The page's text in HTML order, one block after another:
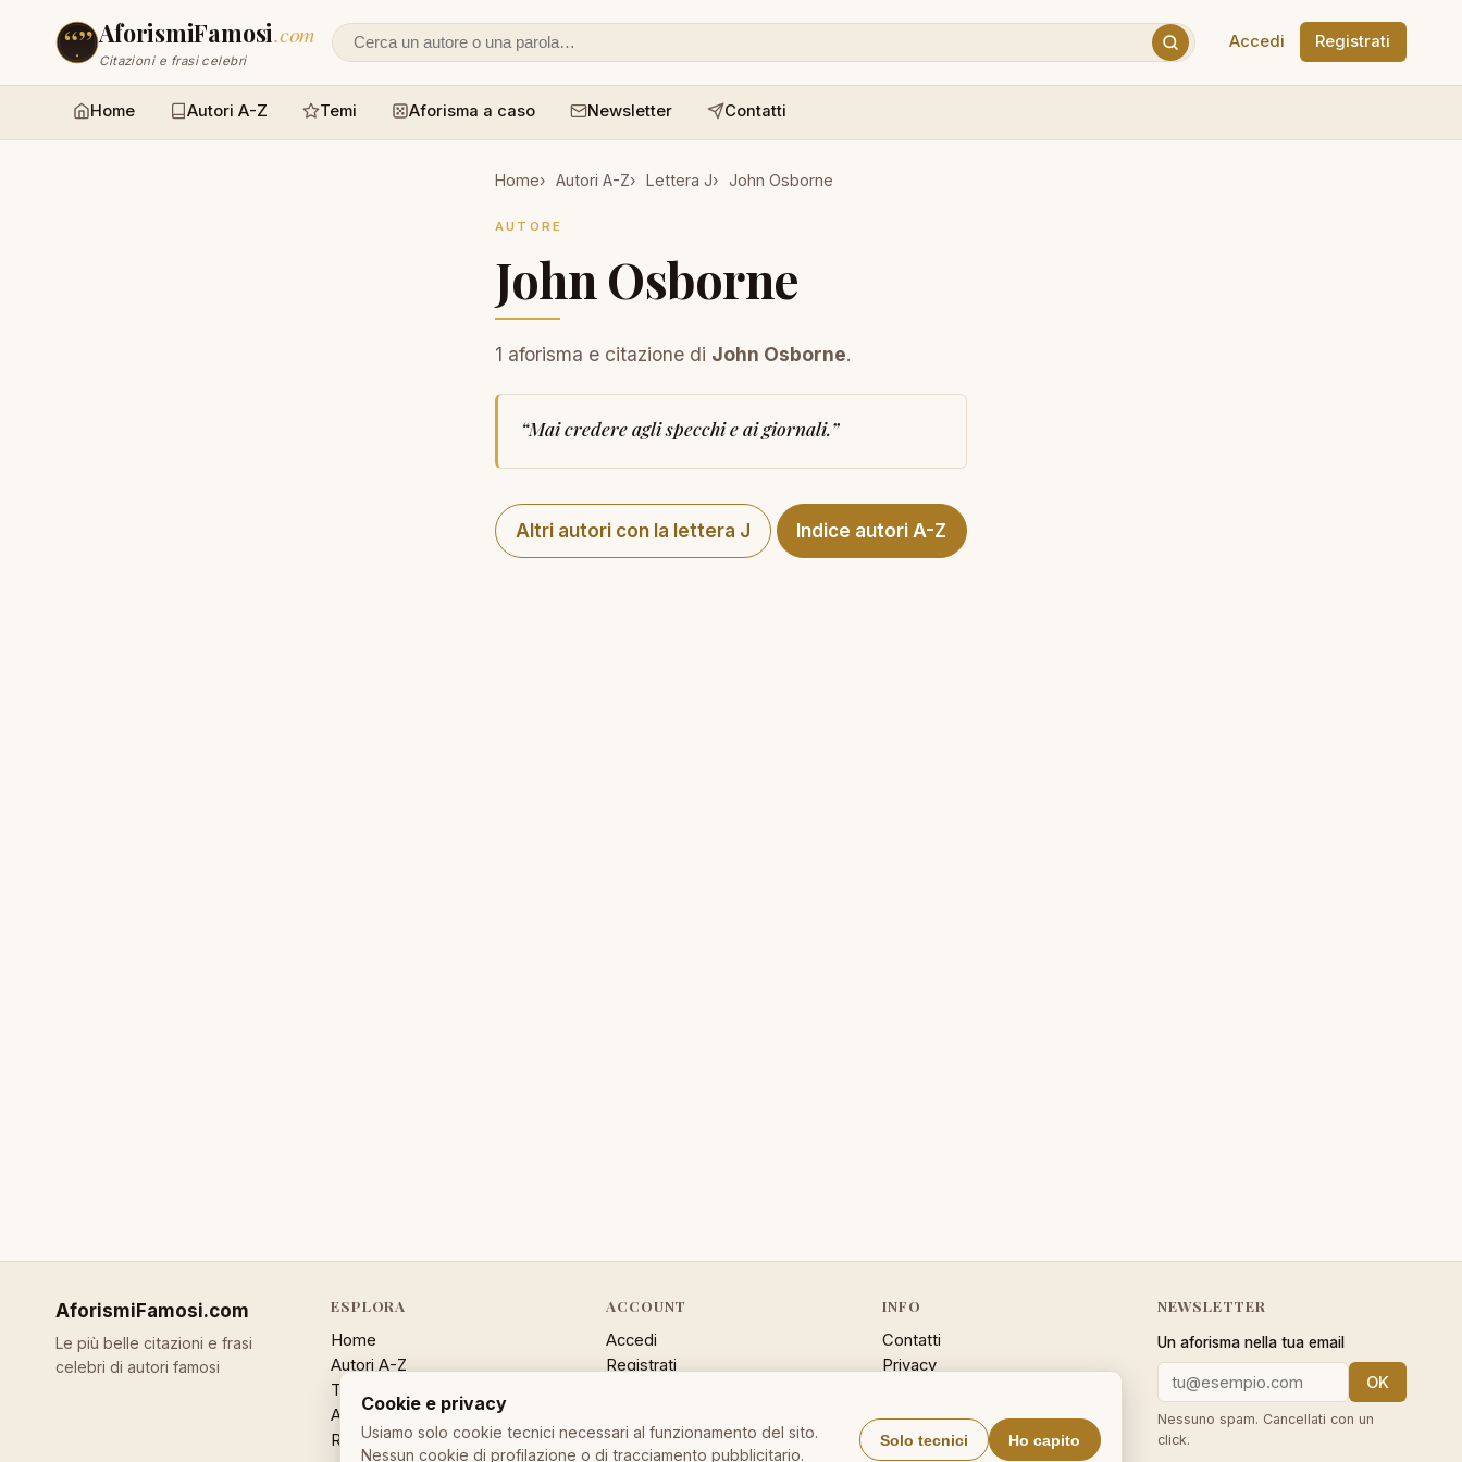
AforismiFamosi.com
Citazioni e frasi celebri Cerca un autore o un aforisma
Accedi Registrati
Home Autori A-Z Temi Aforisma a caso Newsletter Contatti
Home Autori A-Z Lettera J John Osborne
AUTORE
John Osborne
1 aforisma e citazione di John Osborne.
“Mai credere agli specchi e ai giornali.”
Altri autori con la lettera J Indice autori A-Z
AforismiFamosi.com
Le più belle citazioni e frasi
celebri di autori famosi
ESPLORA
Home
Autori A-Z
Temi
Aforisma a caso
Ricerca
ACCOUNT
Accedi
Registrati
INFO
Contatti
Privacy
Sitemap
NEWSLETTER
Un aforisma nella tua email
OK
Nessuno spam. Cancellati con un
click.
Cookie e privacy
Usiamo solo cookie tecnici necessari al funzionamento del sito.
Nessun cookie di profilazione o di tracciamento pubblicitario.
Solo tecnici Ho capito